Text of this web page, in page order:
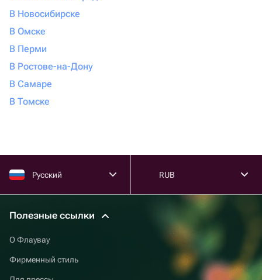
В Новосибирске
В Омске
В Перми
В Ростове-на-Дону
В Самаре
В Томске
Русский RUB
Полезные ссылки
О Флаувау
Фирменный стиль